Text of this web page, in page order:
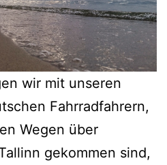
wir mit unseren
Fahrradfahrern,
Wegen über
gekommen sind,